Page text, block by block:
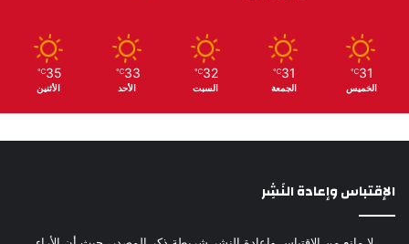
31
℃
الخميس
31
℃
الجمعة
32
℃
السبت
33
℃
الأحد
35
℃
الأثنين
الإقتباس وإعادة النَشِر